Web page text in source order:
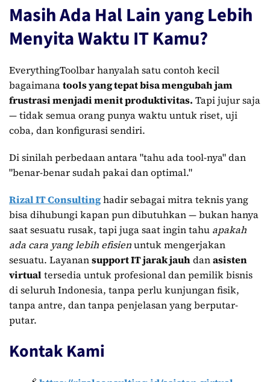
Masih Ada Hal Lain yang Lebih
Menyita Waktu IT Kamu?
EverythingToolbar hanyalah satu contoh kecil
bagaimanatools yang tepat bisa mengubah jam
frustrasi menjadi menit produktivitas. Tapi jujur saja
— tidak semua orang punya waktu untuk riset, uji
coba, dan konfigurasi sendiri.
Di sinilah perbedaan antara "tahu ada tool-nya" dan
"benar-benar sudah pakai dan optimal."
Rizal IT Consultinghadir sebagai mitra teknis yang
bisa dihubungi kapan pun dibutuhkan — bukan hanya
saat sesuatu rusak, tapi juga saat ingin tahu apakah
ada cara yang lebih efisienuntuk mengerjakan
sesuatu. Layanansupport IT jarak jauhdanasisten
virtualtersedia untuk profesional dan pemilik bisnis
di seluruh Indonesia, tanpa perlu kunjungan fisik,
tanpa antre, dan tanpa penjelasan yang berputar-
putar.
Kontak Kami